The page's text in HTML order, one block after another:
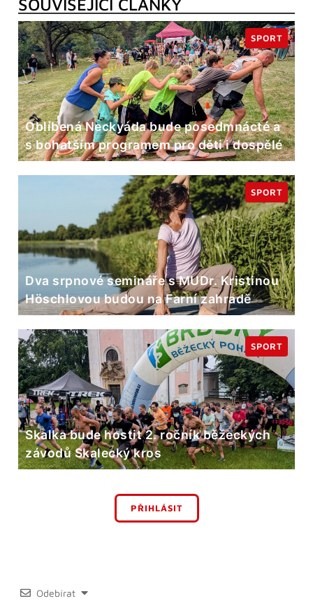
SOUVISEJÍCÍ ČLÁNKY
Oblíbená Neckyáda bude posedmnácté a
s bohatším programem pro děti i dospělé
SPORT
Dva srpnové semináře s MUDr. Kristinou
Höschlovou budou na Farní zahradě
SPORT
Skalka bude hostit 2. ročník běžeckých
závodů Skalecký kros
SPORT
PŘIHLÁSIT
Odebírat